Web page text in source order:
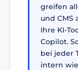
greifen
und CMS
Ihre KI-
Copilot.
bei jeder
intern